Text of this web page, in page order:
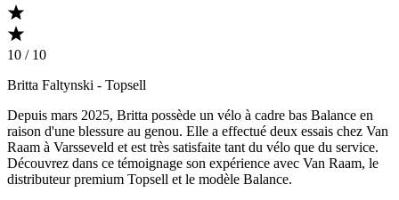
10 / 10
Britta Faltynski - Topsell
Depuis mars 2025, Britta possède un vélo à cadre bas Balance en
raison d'une blessure au genou. Elle a effectué deux essais chez Van
Raam à Varsseveld et est très satisfaite tant du vélo que du service.
Découvrez dans ce témoignage son expérience avec Van Raam, le
distributeur premium Topsell et le modèle Balance.